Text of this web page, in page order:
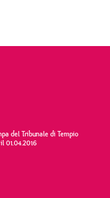
del Tribunale di Tempio
01.04.2016